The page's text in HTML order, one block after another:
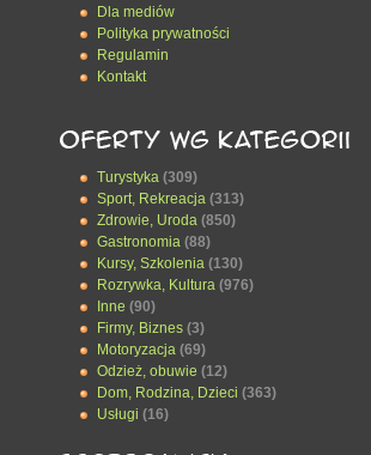
Dla mediów
Polityka prywatności
Regulamin
Kontakt
Turystyka (309)
Sport, Rekreacja (313)
Zdrowie, Uroda (850)
Gastronomia (88)
Kursy, Szkolenia (130)
Rozrywka, Kultura (976)
Inne (90)
Firmy, Biznes (3)
Motoryzacja (69)
Odzież, obuwie (12)
Dom, Rodzina, Dzieci (363)
Usługi (16)